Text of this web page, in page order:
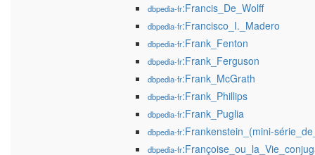
dbpedia-fr:Francis_De_Wolff
dbpedia-fr:Francisco_I._Madero
dbpedia-fr:Frank_Fenton
dbpedia-fr:Frank_Ferguson
dbpedia-fr:Frank_McGrath
dbpedia-fr:Frank_Phillips
dbpedia-fr:Frank_Puglia
dbpedia-fr:Frankenstein_(mini-
dbpedia-fr